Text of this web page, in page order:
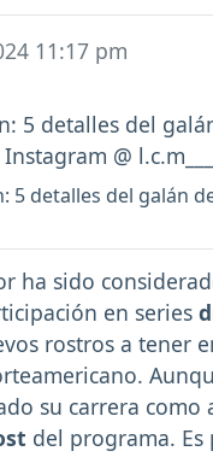
11:17 pm
5 detalles del galán
ha sido
en series
rostros a tener
su carrera
del programa.